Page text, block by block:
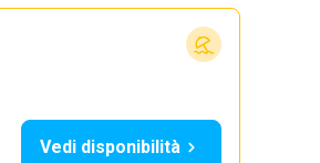
Vedi disponibilità